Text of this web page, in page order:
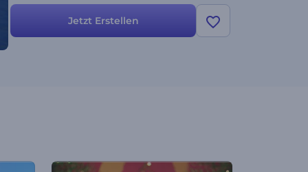
Jetzt Erstellen